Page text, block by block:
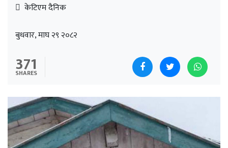
केटिएम दैनिक
बुधवार, माघ २९ २०८२
371
SHARES